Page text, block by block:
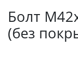
Болт
(без